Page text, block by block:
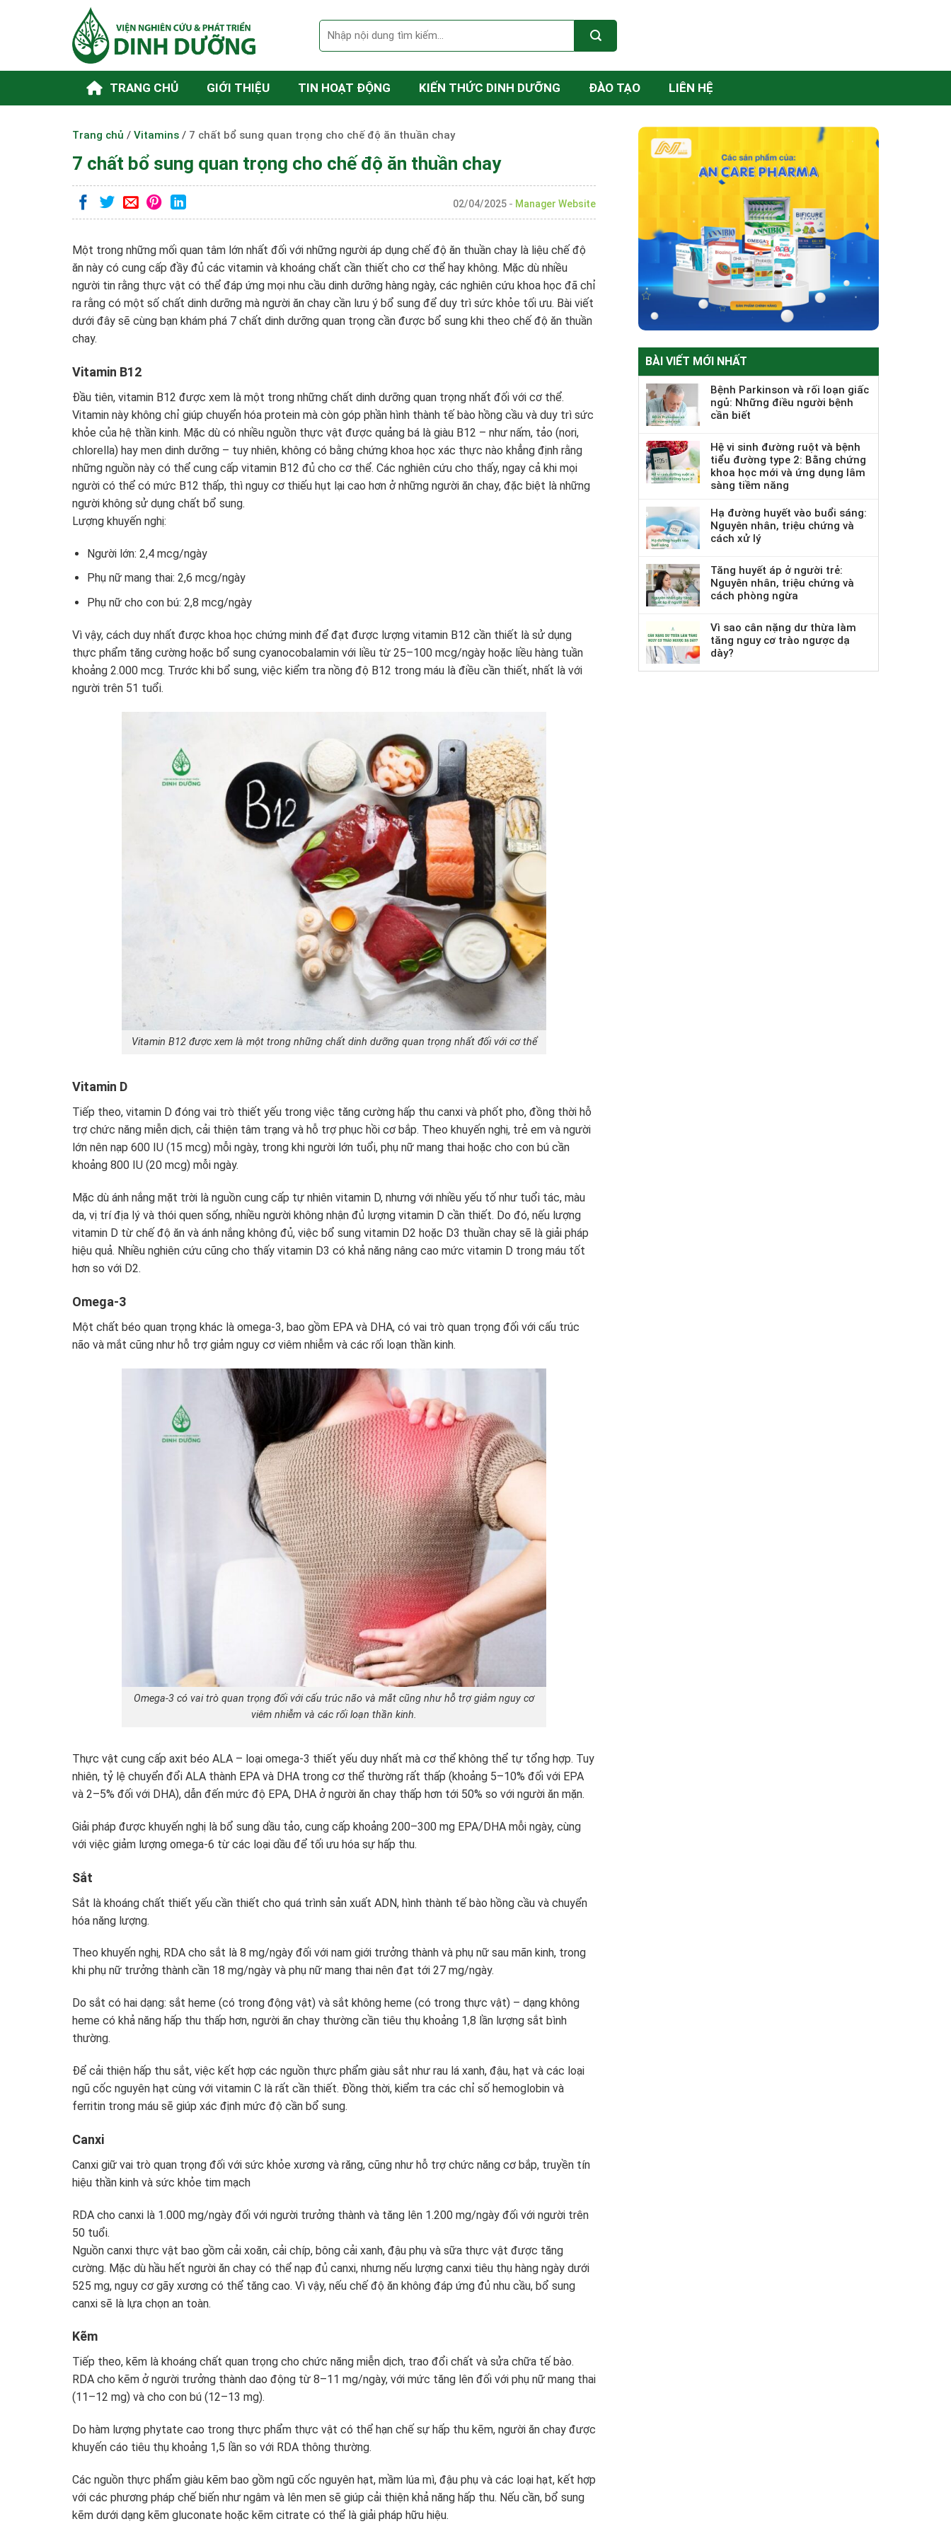
TRANG CHỦ GIỚI THIỆU TIN HOẠT ĐỘNG KIẾN THỨC DINH DƯỠNG ĐÀO TẠO LIÊN HỆ
Trang chủ / Vitamins / 7 chất bổ sung quan trọng cho chế độ ăn thuần chay
7 chất bổ sung quan trọng cho chế độ ăn thuần chay
02/04/2025 - Manager Website
Một trong những mối quan tâm lớn nhất đối với những người áp dụng chế độ ăn thuần chay là liệu chế độ
ăn này có cung cấp đầy đủ các vitamin và khoáng chất cần thiết cho cơ thể hay không. Mặc dù nhiều
người tin rằng thực vật có thể đáp ứng mọi nhu cầu dinh dưỡng hàng ngày, các nghiên cứu khoa học đã chỉ
ra rằng có một số chất dinh dưỡng mà người ăn chay cần lưu ý bổ sung để duy trì sức khỏe tối ưu. Bài viết
dưới đây sẽ cùng bạn khám phá 7 chất dinh dưỡng quan trọng cần được bổ sung khi theo chế độ ăn thuần
chay.
Vitamin B12
Đầu tiên, vitamin B12 được xem là một trong những chất dinh dưỡng quan trọng nhất đối với cơ thể.
Vitamin này không chỉ giúp chuyển hóa protein mà còn góp phần hình thành tế bào hồng cầu và duy trì sức
khỏe của hệ thần kinh. Mặc dù có nhiều nguồn thực vật được quảng bá là giàu B12 – như nấm, tảo (nori,
chlorella) hay men dinh dưỡng – tuy nhiên, không có bằng chứng khoa học xác thực nào khẳng định rằng
những nguồn này có thể cung cấp vitamin B12 đủ cho cơ thể. Các nghiên cứu cho thấy, ngay cả khi mọi
người có thể có mức B12 thấp, thì nguy cơ thiếu hụt lại cao hơn ở những người ăn chay, đặc biệt là những
người không sử dụng chất bổ sung.
Lượng khuyến nghị:
Người lớn: 2,4 mcg/ngày
Phụ nữ mang thai: 2,6 mcg/ngày
Phụ nữ cho con bú: 2,8 mcg/ngày
Vì vậy, cách duy nhất được khoa học chứng minh để đạt được lượng vitamin B12 cần thiết là sử dụng
thực phẩm tăng cường hoặc bổ sung cyanocobalamin với liều từ 25–100 mcg/ngày hoặc liều hàng tuần
khoảng 2.000 mcg. Trước khi bổ sung, việc kiểm tra nồng độ B12 trong máu là điều cần thiết, nhất là với
người trên 51 tuổi.
Vitamin B12 được xem là một trong những chất dinh dưỡng quan trọng nhất đối với cơ thể
Vitamin D
Tiếp theo, vitamin D đóng vai trò thiết yếu trong việc tăng cường hấp thu canxi và phốt pho, đồng thời hỗ
trợ chức năng miễn dịch, cải thiện tâm trạng và hỗ trợ phục hồi cơ bắp. Theo khuyến nghị, trẻ em và người
lớn nên nạp 600 IU (15 mcg) mỗi ngày, trong khi người lớn tuổi, phụ nữ mang thai hoặc cho con bú cần
khoảng 800 IU (20 mcg) mỗi ngày.
Mặc dù ánh nắng mặt trời là nguồn cung cấp tự nhiên vitamin D, nhưng với nhiều yếu tố như tuổi tác, màu
da, vị trí địa lý và thói quen sống, nhiều người không nhận đủ lượng vitamin D cần thiết. Do đó, nếu lượng
vitamin D từ chế độ ăn và ánh nắng không đủ, việc bổ sung vitamin D2 hoặc D3 thuần chay sẽ là giải pháp
hiệu quả. Nhiều nghiên cứu cũng cho thấy vitamin D3 có khả năng nâng cao mức vitamin D trong máu tốt
hơn so với D2.
Omega-3
Một chất béo quan trọng khác là omega-3, bao gồm EPA và DHA, có vai trò quan trọng đối với cấu trúc
não và mắt cũng như hỗ trợ giảm nguy cơ viêm nhiễm và các rối loạn thần kinh.
Omega-3 có vai trò quan trọng đối với cấu trúc não và mắt cũng như hỗ trợ giảm nguy cơ
viêm nhiễm và các rối loạn thần kinh.
Thực vật cung cấp axit béo ALA – loại omega-3 thiết yếu duy nhất mà cơ thể không thể tự tổng hợp. Tuy
nhiên, tỷ lệ chuyển đổi ALA thành EPA và DHA trong cơ thể thường rất thấp (khoảng 5–10% đối với EPA
và 2–5% đối với DHA), dẫn đến mức độ EPA, DHA ở người ăn chay thấp hơn tới 50% so với người ăn mặn.
Giải pháp được khuyến nghị là bổ sung dầu tảo, cung cấp khoảng 200–300 mg EPA/DHA mỗi ngày, cùng
với việc giảm lượng omega-6 từ các loại dầu để tối ưu hóa sự hấp thu.
Sắt
Sắt là khoáng chất thiết yếu cần thiết cho quá trình sản xuất ADN, hình thành tế bào hồng cầu và chuyển
hóa năng lượng.
Theo khuyến nghị, RDA cho sắt là 8 mg/ngày đối với nam giới trưởng thành và phụ nữ sau mãn kinh, trong
khi phụ nữ trưởng thành cần 18 mg/ngày và phụ nữ mang thai nên đạt tới 27 mg/ngày.
Do sắt có hai dạng: sắt heme (có trong động vật) và sắt không heme (có trong thực vật) – dạng không
heme có khả năng hấp thu thấp hơn, người ăn chay thường cần tiêu thụ khoảng 1,8 lần lượng sắt bình
thường.
Để cải thiện hấp thu sắt, việc kết hợp các nguồn thực phẩm giàu sắt như rau lá xanh, đậu, hạt và các loại
ngũ cốc nguyên hạt cùng với vitamin C là rất cần thiết. Đồng thời, kiểm tra các chỉ số hemoglobin và
ferritin trong máu sẽ giúp xác định mức độ cần bổ sung.
Canxi
Canxi giữ vai trò quan trọng đối với sức khỏe xương và răng, cũng như hỗ trợ chức năng cơ bắp, truyền tín
hiệu thần kinh và sức khỏe tim mạch
RDA cho canxi là 1.000 mg/ngày đối với người trưởng thành và tăng lên 1.200 mg/ngày đối với người trên
50 tuổi.
Nguồn canxi thực vật bao gồm cải xoăn, cải chíp, bông cải xanh, đậu phụ và sữa thực vật được tăng
cường. Mặc dù hầu hết người ăn chay có thể nạp đủ canxi, nhưng nếu lượng canxi tiêu thụ hàng ngày dưới
525 mg, nguy cơ gãy xương có thể tăng cao. Vì vậy, nếu chế độ ăn không đáp ứng đủ nhu cầu, bổ sung
canxi sẽ là lựa chọn an toàn.
Kẽm
Tiếp theo, kẽm là khoáng chất quan trọng cho chức năng miễn dịch, trao đổi chất và sửa chữa tế bào.
RDA cho kẽm ở người trưởng thành dao động từ 8–11 mg/ngày, với mức tăng lên đối với phụ nữ mang thai
(11–12 mg) và cho con bú (12–13 mg).
Do hàm lượng phytate cao trong thực phẩm thực vật có thể hạn chế sự hấp thu kẽm, người ăn chay được
khuyến cáo tiêu thụ khoảng 1,5 lần so với RDA thông thường.
Các nguồn thực phẩm giàu kẽm bao gồm ngũ cốc nguyên hạt, mầm lúa mì, đậu phụ và các loại hạt, kết hợp
với các phương pháp chế biến như ngâm và lên men sẽ giúp cải thiện khả năng hấp thu. Nếu cần, bổ sung
kẽm dưới dạng kẽm gluconate hoặc kẽm citrate có thể là giải pháp hữu hiệu.
BÀI VIẾT MỚI NHẤT
Bệnh Parkinson và rối loạn giấc
ngủ: Những điều người bệnh
cần biết
Hệ vi sinh đường ruột và bệnh
tiểu đường type 2: Bằng chứng
khoa học mới và ứng dụng lâm
sàng tiềm năng
Hạ đường huyết vào buổi sáng:
Nguyên nhân, triệu chứng và
cách xử lý
Tăng huyết áp ở người trẻ:
Nguyên nhân, triệu chứng và
cách phòng ngừa
Vì sao cân nặng dư thừa làm
tăng nguy cơ trào ngược dạ
dày?